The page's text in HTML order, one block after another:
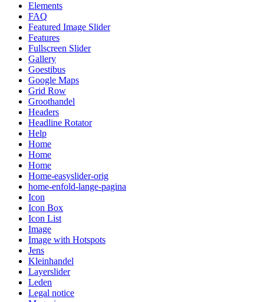
Elements
FAQ
Featured Image Slider
Features
Fullscreen Slider
Gallery
Goestibus
Google Maps
Grid Row
Groothandel
Headers
Headline Rotator
Help
Home
Home
Home
Home-easyslider-orig
home-enfold-lange-pagina
Icon
Icon Box
Icon List
Image
Image with Hotspots
Jens
Kleinhandel
Layerslider
Leden
Legal notice